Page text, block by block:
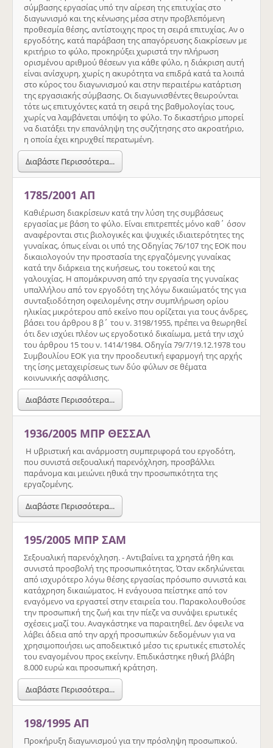
σύμβασης εργασίας υπό την αίρεση της επιτυχίας στο
διαγωνισμό και της κένωσης μέσα στην προβλεπόμενη
προθεσμία θέσης, αντίστοιχης προς τη σειρά επιτυχίας. Αν ο
εργοδότης, κατά παράβαση της απαγόρευσης διακρίσεων με
κριτήριο το φύλο, προκηρύξει χωριστά την πλήρωση
ορισμένου αριθμού θέσεων για κάθε φύλο, η διάκριση αυτή
είναι ανίσχυρη, χωρίς η ακυρότητα να επιδρά κατά τα λοιπά
στο κύρος του διαγωνισμού και στην περαιτέρω κατάρτιση
της εργασιακής σύμβασης. Οι διαγωνισθέντες θεωρούνται
τότε ως επιτυχόντες κατά τη σειρά της βαθμολογίας τους,
χωρίς να λαμβάνεται υπόψη το φύλο. Το δικαστήριο μπορεί
να διατάξει την επανάληψη της συζήτησης στο ακροατήριο,
η οποία έχει κηρυχθεί περατωμένη.
Διαβάστε Περισσότερα...
1785/2001 ΑΠ
Καθιέρωση διακρίσεων κατά την λύση της συμβάσεως
εργασίας με βάση το φύλο. Είναι επιτρεπτές μόνο καθ΄ όσον
αναφέρονται στις βιολογικές και ψυχικές ιδιαιτερότητες της
γυναίκας, όπως είναι οι υπό της Οδηγίας 76/107 της ΕΟΚ που
δικαιολογούν την προστασία της εργαζόμενης γυναίκας
κατά την διάρκεια της κυήσεως, του τοκετού και της
γαλουχίας. Η απομάκρυνση από την εργασία της γυναίκας
υπαλλήλου από τον εργοδότη της λόγω δικαιώματός της για
συνταξιοδότηση οφειλομένης στην συμπλήρωση ορίου
ηλικίας μικρότερου από εκείνο που ορίζεται για τους άνδρες,
βάσει του άρθρου 8 β΄ του ν. 3198/1955, πρέπει να θεωρηθεί
ότι δεν ισχύει πλέον ως εργοδοτικό δικαίωμα, μετά την ισχύ
του άρθρου 15 του ν. 1414/1984. Οδηγία 79/7/19.12.1978 του
Συμβουλίου ΕΟΚ για την προοδευτική εφαρμογή της αρχής
της ίσης μεταχειρίσεως των δύο φύλων σε θέματα
κοινωνικής ασφάλισης.
Διαβάστε Περισσότερα...
1936/2005 ΜΠΡ ΘΕΣΣΑΛ
Η υβριστική και ανάρμοστη συμπεριφορά του εργοδότη,
που συνιστά σεξουαλική παρενόχληση, προσβάλλει
παράνομα και μειώνει ηθικά την προσωπικότητα της
εργαζομένης.
Διαβάστε Περισσότερα...
195/2005 ΜΠΡ ΣΑΜ
Σεξουαλική παρενόχληση. - Αντιβαίνει τα χρηστά ήθη και
συνιστά προσβολή της προσωπικότητας. Όταν εκδηλώνεται
από ισχυρότερο λόγω θέσης εργασίας πρόσωπο συνιστά και
κατάχρηση δικαιώματος. Η ενάγουσα πείστηκε από τον
εναγόμενο να εργαστεί στην εταιρεία του. Παρακολουθούσε
την προσωπική της ζωή και την πίεζε να συνάψει ερωτικές
σχέσεις μαζί του. Αναγκάστηκε να παραιτηθεί. Δεν όφειλε να
λάβει άδεια από την αρχή προσωπικών δεδομένων για να
χρησιμοποιήσει ως αποδεικτικό μέσο τις ερωτικές επιστολές
του εναγομένου προς εκείνην. Επιδικάστηκε ηθική βλάβη
8.000 ευρώ και προσωπική κράτηση.
Διαβάστε Περισσότερα...
198/1995 ΑΠ
Προκήρυξη διαγωνισμού για την πρόσληψη προσωπικού.